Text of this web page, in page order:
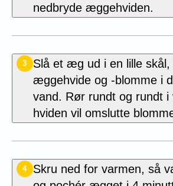
nedbryde æggehviden.
3
Slå et æg ud i en lille
æggehvide og -blomme i
vand. Rør rundt og rundt i
hviden vil omslutte
4
Skru ned for varmen, så